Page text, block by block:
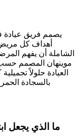
يصمم فريق عيادة
أهداف كل
الشاملة أن يفهم
موينهان المصمم حسب
العيادة حلولاً
بالسجادة
ما الذي يجعل